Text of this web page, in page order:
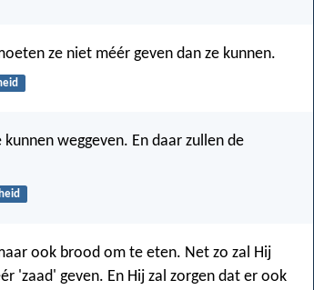
ze niet méér geven dan ze kunnen.
weggeven. En daar zullen de
ook brood om te eten. Net zo zal Hij
'zaad' geven. En Hij zal zorgen dat er ook